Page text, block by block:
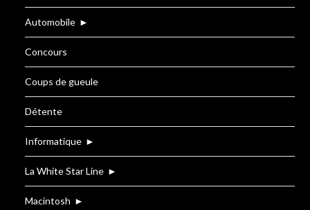
Automobile ►
Concours
Coups de gueule
Détente
Informatique ►
La White Star Line ►
Macintosh ►